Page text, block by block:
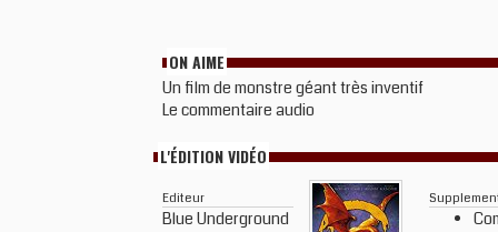
ON AIME
Un film de monstre géant très inventif
Le commentaire audio
L'ÉDITION VIDÉO
Editeur
Blue Underground